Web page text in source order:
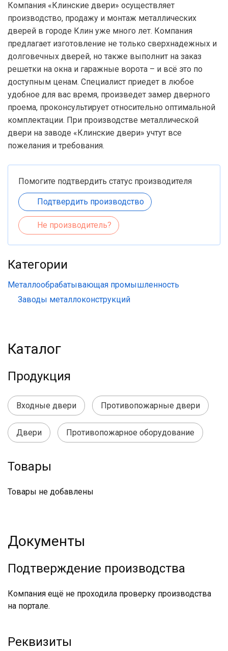
Компания «Клинские двери» осуществляет
производство, продажу и монтаж металлических
дверей в городе Клин уже много лет. Компания
предлагает изготовление не только сверхнадежных и
долговечных дверей, но также выполнит на заказ
решетки на окна и гаражные ворота – и всё это по
доступным ценам. Специалист приедет в любое
удобное для вас время, произведет замер дверного
проема, проконсультирует относительно оптимальной
комплектации. При производстве металлической
двери на заводе «Клинские двери» учтут все
пожелания и требования.
Помогите подтвердить статус производителя
Подтвердить производство
Не производитель?
Категории
Металлообрабатывающая промышленность
Заводы металлоконструкций
Каталог
Продукция
Входные двери Противопожарные двери
Двери Противопожарное оборудование
Товары
Товары не добавлены
Документы
Подтверждение производства
Компания ещё не проходила проверку производства
на портале.
Реквизиты